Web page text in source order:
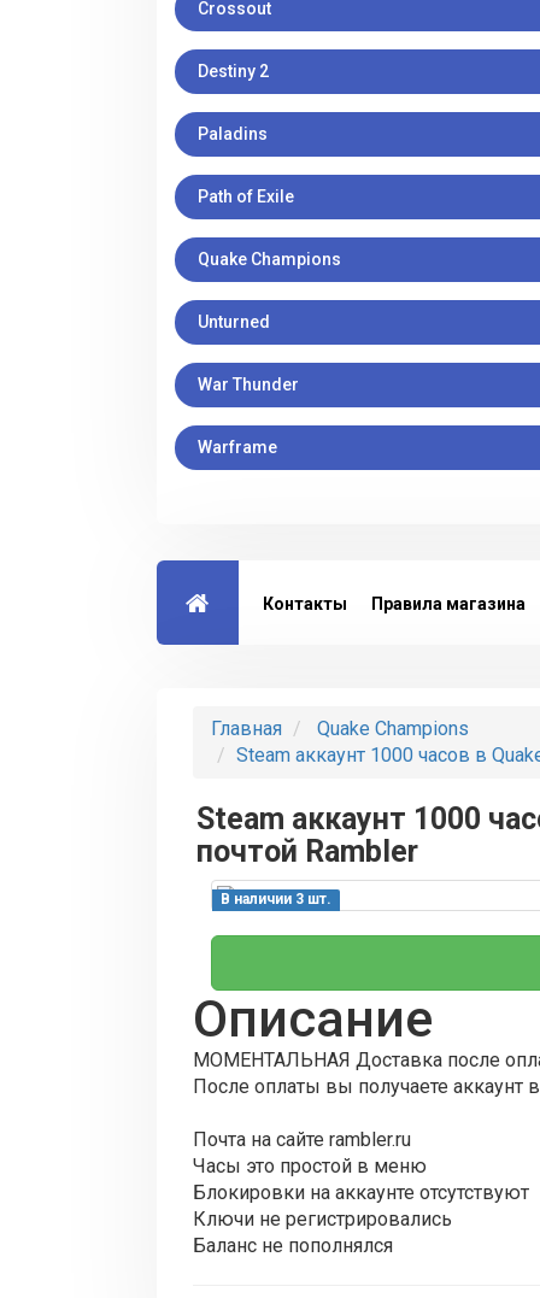
Crossout
Destiny 2
Paladins
Path of Exile
Quake Champions
Unturned
War Thunder
Warframe
Контакты Правила магазина
Главная
Quake Champions
Steam аккаунт 1000 часов в
Steam аккаунт 1000
почтой Rambler
В наличии 3 шт.
Описание
МОМЕНТАЛЬНАЯ Доставка после
После оплаты вы получаете аккаунт
Почта на сайте rambler.ru
Часы это простой в меню
Блокировки на аккаунте отсутствуют
Ключи не регистрировались
Баланс не пополнялся